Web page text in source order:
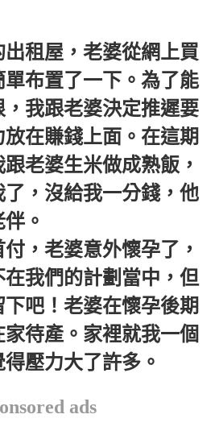
租屋，老婆從網上買
單布置了一下。為了能
我跟老婆決定推遲要
在賺錢上面。在這期
老婆生米做成熟飯，
，沒給我一分錢，他
。
，老婆意外懷孕了，
我們的計劃當中，但
吧！老婆在懷孕後期
待產。家裡就我一個
壓力大了許多。
ads